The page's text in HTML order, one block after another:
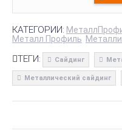
КАТЕГОРИИ:
Металл Профиль
ТЕГИ: Сайдинг
Металлический сайдинг